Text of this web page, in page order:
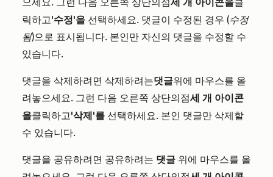
으세요. 그런 다음 오른쪽 상단의 점세 개 아이콘을클
릭하고'수정'을 선택하세요. 댓글이 수정된 경우 (수정
됨)으로 표시됩니다. 본인만 자신의 댓글을 수정할 수
있습니다.
댓글을 삭제하려면 삭제하려는댓글위에 마우스를 올
려놓으세요. 그런 다음 오른쪽 상단의 점세 개 아이콘
을클릭하고'삭제'를 선택하세요. 본인 댓글만 삭제할
수 있습니다.
댓글을 공유하려면 공유하려는 댓글 위에 마우스를 올